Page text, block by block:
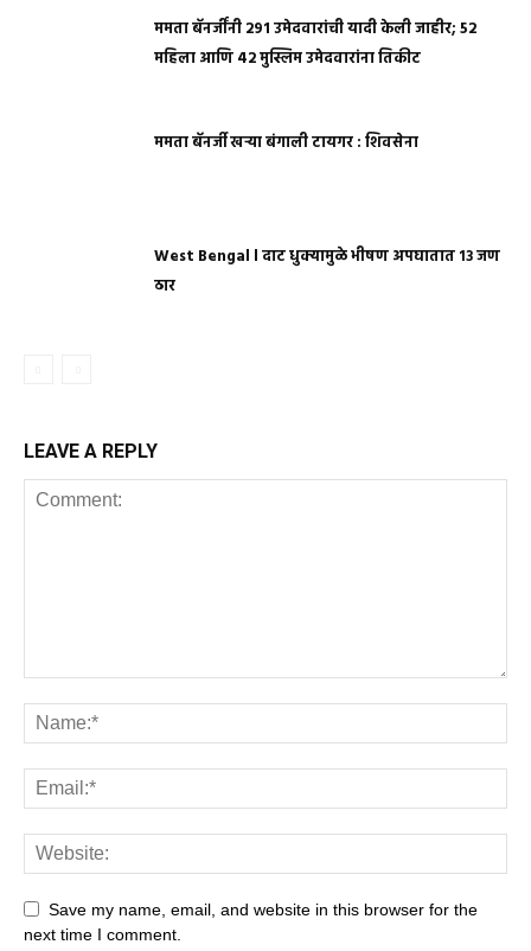
ममता बॅनर्जींनी 291 उमेदवारांची यादी केली जाहीर; 52
महिला आणि 42 मुस्लिम उमेदवारांना तिकीट
ममता बॅनर्जी खऱ्या बंगाली टायगर : शिवसेना
West Bengal l दाट धुक्यामुळे भीषण अपघातात १३ जण
ठार
LEAVE A REPLY
Save my name, email, and website in this browser for the
next time I comment.